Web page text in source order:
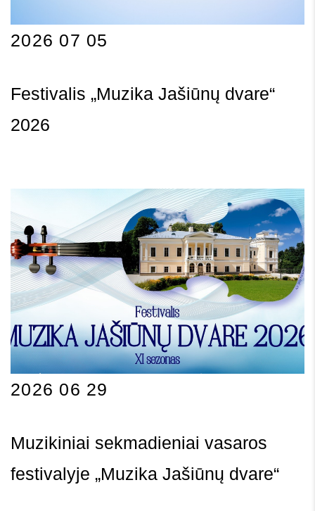
2026 07 05
Festivalis „Muzika Jašiūnų dvare“
2026
2026 06 29
Muzikiniai sekmadieniai vasaros
festivalyje „Muzika Jašiūnų dvare“